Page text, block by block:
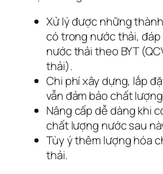
Xử lý được những
có trong nước thải,
nước thải theo BYT
thải).
Chi phí xây dựng, lắp
vẫn đảm bảo chất
Nâng cấp dễ dàng khi
chất lượng nước sau
Tùy ý thêm lượng hóa
thải.